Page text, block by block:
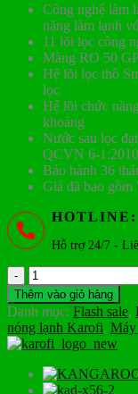
là:
Công nghệ làm
năng làm lạnh
11 lõi lọc công
Màng RO 50
Hệ lõi lọc thô
lọc
Hệ lõi chức
khoáng
Nước sau lọc
QCVN 6-
Bảo hành 36
Giá đã bao gồm
HOTLINE:
Hỗ trợ 24/7 -
Máy
lọc
nước
nóng
lạnh
Karofi
KAD-
X58
Thêm vào giỏ hàng
Danh mục: Flash sale,
nóng lạnh Karofi, Máy